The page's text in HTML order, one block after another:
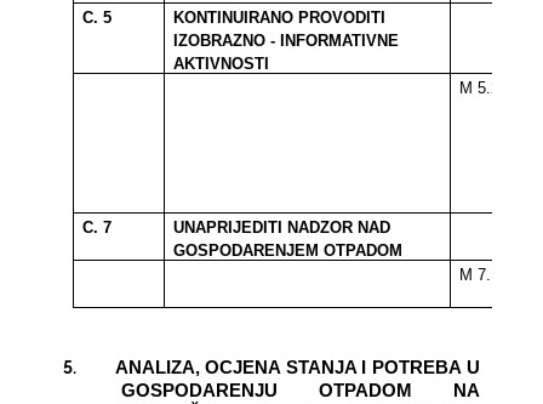
C. 5
KONTINUIRANO PROVODITI
IZOBRAZNO - INFORMATIVNE
AKTIVNOSTI
M 5.2
C. 7
UNAPRIJEDITI NADZOR NAD
GOSPODARENJEM OTPADOM
M 7.1
5.
ANALIZA, OCJENA STANJA I POTREBA U
GOSPODARENJU OTPADOM NA